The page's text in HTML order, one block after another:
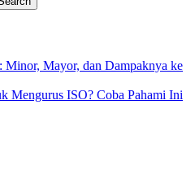
Minor, Mayor, dan Dampaknya ke
Mengurus ISO? Coba Pahami Ini